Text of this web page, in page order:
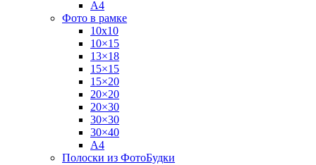
А4
Фото в рамке
10х10
10×15
13×18
15×15
15×20
20×20
20×30
30×30
30×40
A4
Полоски из ФотоБудки